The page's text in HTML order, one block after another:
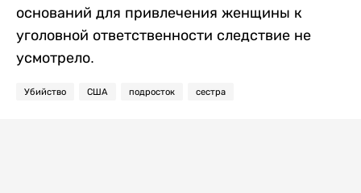
оснований для привлечения женщины к
уголовной ответственности следствие не
усмотрело.
Убийство США подросток сестра